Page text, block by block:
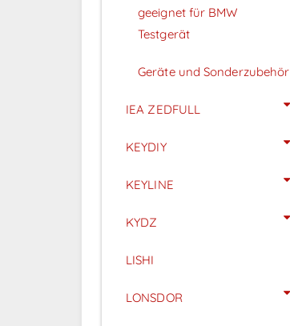
geeignet für BMW
Testgerät
Geräte und Sonderzubehör
IEA ZEDFULL
KEYDIY
KEYLINE
KYDZ
LISHI
LONSDOR